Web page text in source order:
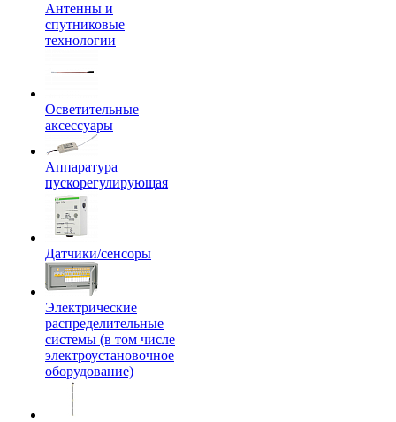
Антенны и
спутниковые
технологии
Осветительные
аксессуары
Аппаратура
пускорегулирующая
Датчики/сенсоры
Электрические
распределительные
системы (в том числе
электроустановочное
оборудование)